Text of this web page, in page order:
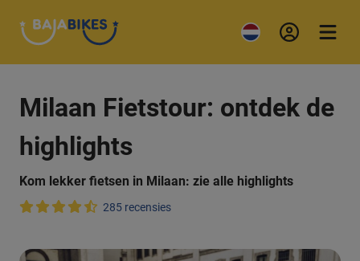
Milaan Fietstour: ontdek de
highlights
Kom lekker fietsen in Milaan: zie alle highlights
285 recensies